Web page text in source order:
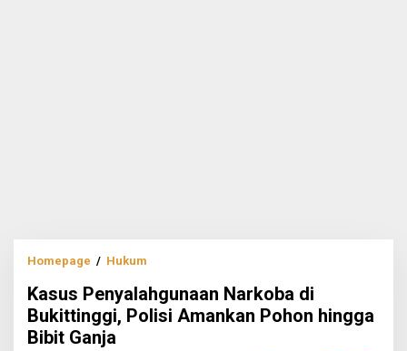
Homepage / Hukum
Narkoba
di
Bukittinggi,
Kasus Penyalahgunaan Narkoba di
Bukittinggi, Polisi Amankan Pohon hingga
Bibit Ganja